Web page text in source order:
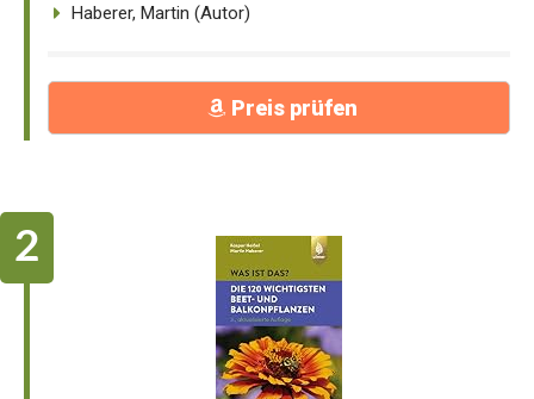
Haberer, Martin (Autor)
Preis prüfen